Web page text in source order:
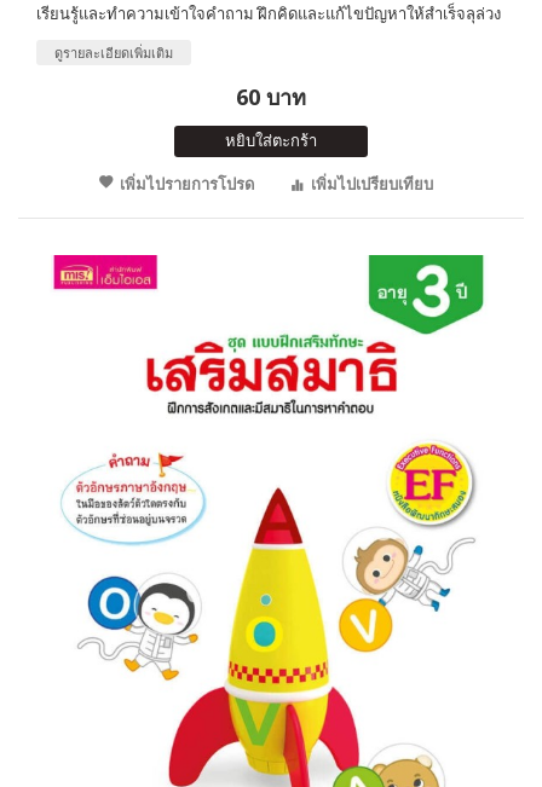
เรียนรู้และทำความเข้าใจคำถาม ฝึกคิดและแก้ไขปัญหาให้สำเร็จลุล่วง
ดูรายละเอียดเพิ่มเติม
60 บาท
หยิบใส่ตะกร้า
เพิ่มไปรายการโปรด
เพิ่มไปเปรียบเทียบ